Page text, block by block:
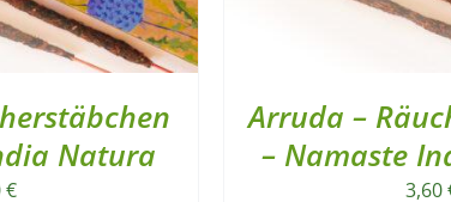
Natura
€
Arruda –
– Namaste
3,60